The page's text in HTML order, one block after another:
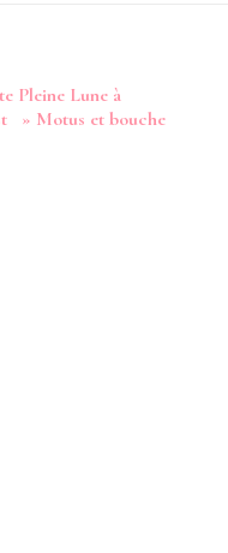
Pleine Lune à
» Motus et bouche